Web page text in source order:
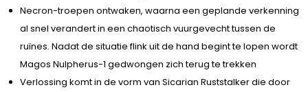
Necron-troepen ontwaken, waarna een geplande verkenning
al snel verandert in een chaotisch vuurgevecht tussen de
ruïnes. Nadat de situatie flink uit de hand begint te lopen wordt
Magos Nulpherus-1 gedwongen zich terug te trekken
Verlossing komt in de vorm van Sicarian Ruststalker die door